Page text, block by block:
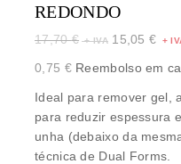
REDONDO
17,70€ 15,05€
0,75 €Reembolso em
Ideal para remover gel,
para reduzir espessura
unha (debaixo da
técnica de Dual Forms.